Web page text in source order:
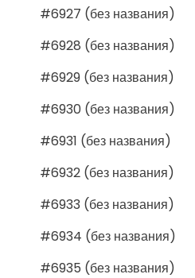
#6927 (без названия)
#6928 (без названия)
#6929 (без названия)
#6930 (без названия)
#6931 (без названия)
#6932 (без названия)
#6933 (без названия)
#6934 (без названия)
#6935 (без названия)